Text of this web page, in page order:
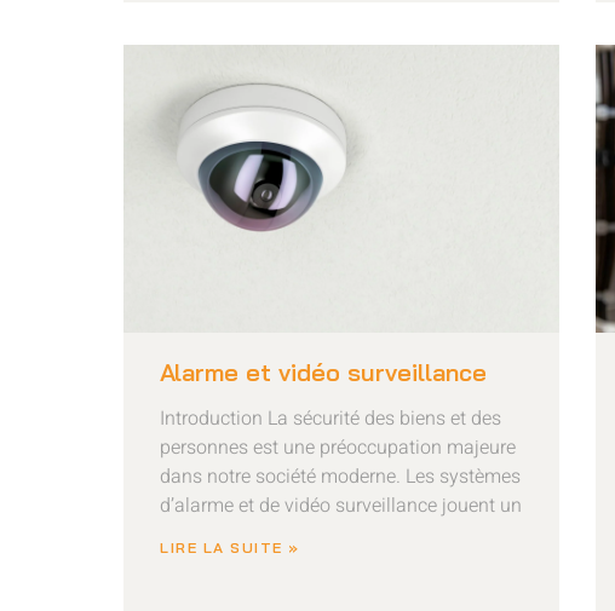
Alarme et vidéo surveillance
Introduction La sécurité des biens et des
personnes est une préoccupation majeure
dans notre société moderne. Les systèmes
d’alarme et de vidéo surveillance jouent un
LIRE LA SUITE »